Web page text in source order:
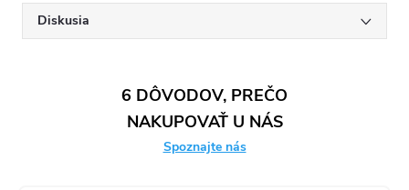
Diskusia
6 DÔVODOV, PREČO
NAKUPOVAŤ U NÁS
Spoznajte nás